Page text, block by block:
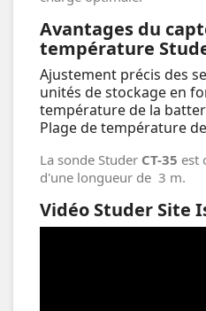
Avantages du
température
Ajustement précis des
unités de stockage en
température de la
Plage de température de
La sonde Studer CT-35 est
d'une longueur de 3 m.
Vidéo Studer Site